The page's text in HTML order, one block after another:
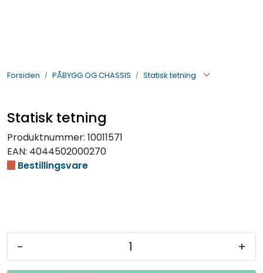
Forsiden PÅBYGG OG CHASSIS Statisk tetning
Statisk tetning
Produktnummer: 10011571
EAN: 4044502000270
Bestillingsvare
- +
ELEKTRISK
VERKTØY OG REKVISITA
PÅBYGG OG CHASSIS